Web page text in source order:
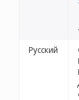
Русский